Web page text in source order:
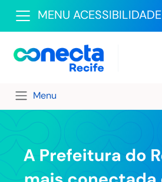
MENU ACESSIBILIDADE
Menu